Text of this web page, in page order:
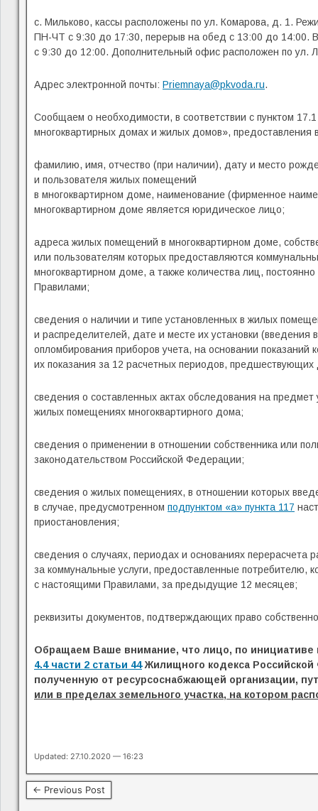
с. Мильково, кассы расположены по ул. Комарова, д. 1.
ПН-ЧТ с 9:30 до 17:30, перерыв на обед с 13:00 до 14:00.
с 9:30 до 12:00. Дополнительный офис расположен по
Адрес электронной почты: Priemnaya@pkvoda.ru.
Сообщаем о необходимости, в соответствии с пунктом
многоквартирных домах и жилых домов»,
фамилию, имя, отчество (при наличии), дату и место
и пользователя жилых помещений
в многоквартирном доме, наименование (фирменное
многоквартирном доме является юридическое лицо;
адреса жилых помещений в многоквартирном доме,
или пользователям которых предоставляются
многоквартирном доме, а также количества лиц,
Правилами;
сведения о наличии и типе установленных в жилых
и распределителей, дате и месте их установки
опломбирования приборов учета, на основании показаний
их показания за 12 расчетных периодов,
сведения о составленных актах обследования на
жилых помещениях многоквартирного дома;
сведения о применении в отношении собственника или
законодательством Российской Федерации;
сведения о жилых помещениях, в отношении которых
в случае, предусмотренном подпунктом «а» пункта 117
приостановления;
сведения о случаях, периодах и основаниях перерасчета
за коммунальные услуги, предоставленные потребителю,
с настоящими Правилами, за предыдущие 12 месяцев;
реквизиты документов, подтверждающих право
Обращаем Ваше внимание, что лицо, по инициативе
4.4 части 2 статьи 44Жилищного кодекса
полученную от ресурсоснабжающей организации,
или в пределах земельного участка, на котором
Updated: 27.10.2020 — 16:23
← Previous Post